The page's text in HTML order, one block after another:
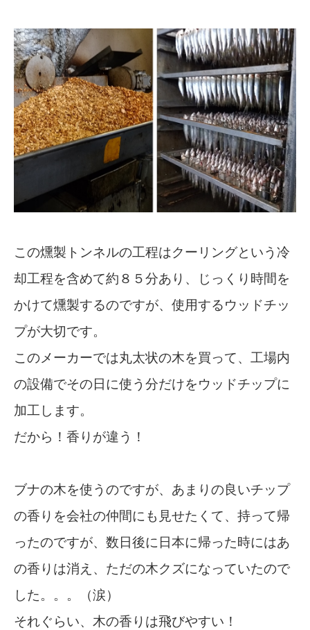
この燻製トンネルの工程はクーリングという冷
却工程を含めて約８５分あり、じっくり時間を
かけて燻製するのですが、使用するウッドチッ
プが大切です。
このメーカーでは丸太状の木を買って、工場内
の設備でその日に使う分だけをウッドチップに
加工します。
だから！香りが違う！
ブナの木を使うのですが、あまりの良いチップ
の香りを会社の仲間にも見せたくて、持って帰
ったのですが、数日後に日本に帰った時にはあ
の香りは消え、ただの木クズになっていたので
した。。。（涙）
それぐらい、木の香りは飛びやすい！